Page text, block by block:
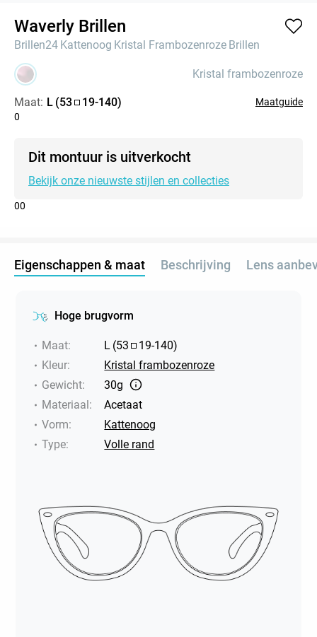
Waverly Brillen
Brillen24 Kattenoog Kristal Frambozenroze Brillen
Kristal frambozenroze
Maat: L (53 19-140)
Maatguide
0
Dit montuur is uitverkocht
Bekijk onze nieuwste stijlen en collecties
00
Eigenschappen & maat Beschrijving Lens
Hoge brugvorm
Maat: L (53 19-140)
Kleur:
Kristal frambozenroze
Gewicht:
30g
Materiaal:
Acetaat
Vorm:
Kattenoog
Type: Volle rand